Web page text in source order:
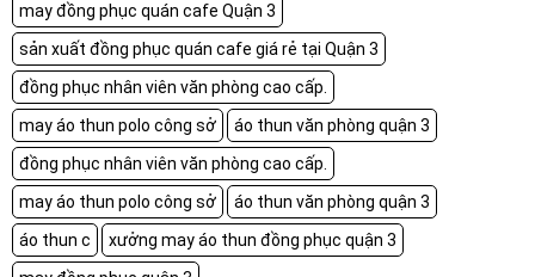
may đồng phục quán cafe Quận 3
sản xuất đồng phục quán cafe giá rẻ tại Quận 3
đồng phục nhân viên văn phòng cao cấp.
may áo thun polo công sở
áo thun văn phòng quận 3
đồng phục nhân viên văn phòng cao cấp.
may áo thun polo công sở
áo thun văn phòng quận 3
áo thun c
xưởng may áo thun đồng phục quận 3